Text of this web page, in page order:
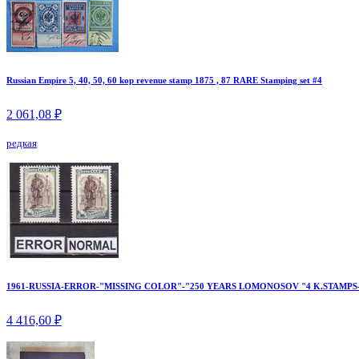
Russian Empire 5, 40, 50, 60 kop revenue stamp 1875 , 87 RARE Stamping set #4
2 061,08 ₽
редкая
1961-RUSSIA-ERROR-"MISSING COLOR"-"250 YEARS LOMONOSOV "4
4 416,60 ₽